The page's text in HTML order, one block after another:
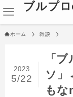
ブルプ
ホーム 雑談
「
ソ」
も
2023
5/22